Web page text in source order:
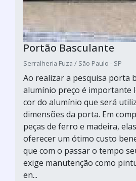
Portão Basculante
Serralheria Fuza / São Paulo - SP
Ao realizar a pesquisa porta
alumínio preço é importante
cor do alumínio que será
dimensões da porta. Em
peças de ferro e madeira,
oferecer um ótimo custo
que com o passar o tempo
exige manutenção como
en...